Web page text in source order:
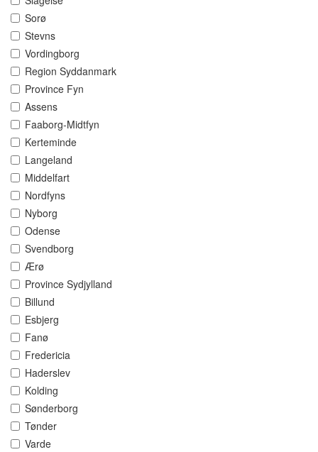
Sorø
Stevns
Vordingborg
Region Syddanmark
Province Fyn
Assens
Faaborg-Midtfyn
Kerteminde
Langeland
Middelfart
Nordfyns
Nyborg
Odense
Svendborg
Ærø
Province Sydjylland
Billund
Esbjerg
Fanø
Fredericia
Haderslev
Kolding
Sønderborg
Tønder
Varde